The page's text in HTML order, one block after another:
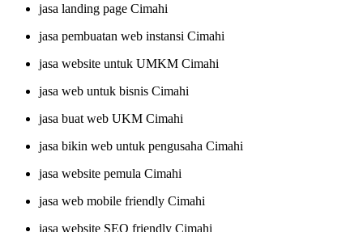
jasa landing page Cimahi
jasa pembuatan web instansi Cimahi
jasa website untuk UMKM Cimahi
jasa web untuk bisnis Cimahi
jasa buat web UKM Cimahi
jasa bikin web untuk pengusaha Cimahi
jasa website pemula Cimahi
jasa web mobile friendly Cimahi
jasa website SEO friendly Cimahi